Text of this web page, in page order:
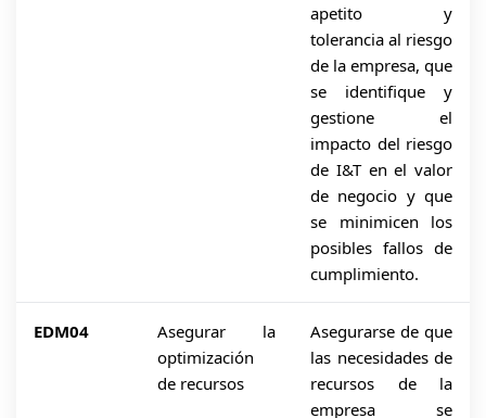
apetito y
tolerancia al riesgo
de la empresa, que
se identifique y
gestione el
impacto del riesgo
de I&T en el valor
de negocio y que
se minimicen los
posibles fallos de
cumplimiento.
EDM04
Asegurar la
optimización
de recursos
Asegurarse de que
las necesidades de
recursos de la
empresa se